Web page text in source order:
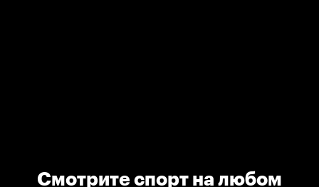
Смотрите спорт на любом